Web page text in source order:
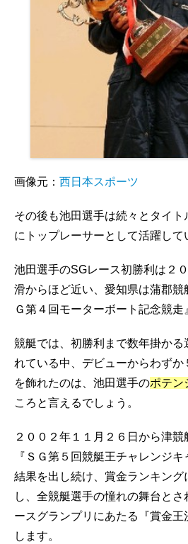
画像元： 西日本スポーツ
その後も池田選手は続々とタイト
にトップレーサーとして活躍して
池田選手のSGレース初勝利は２
滑からほど近い、愛知県は蒲郡競
Ｇ第４回モーターボート記念競走
競艇では、初勝利まで数年掛かる
れている中、デビューからわずか
を飾れたのは、池田選手のポテン
ころと言えるでしょう。
２００２年１１月２６日から津
『ＳＧ第５回競艇王チャレンジ
結果を出し続け、賞金ランキング
し、全競艇選手の憧れの舞台と
ースグランプリにあたる『賞金王
します。